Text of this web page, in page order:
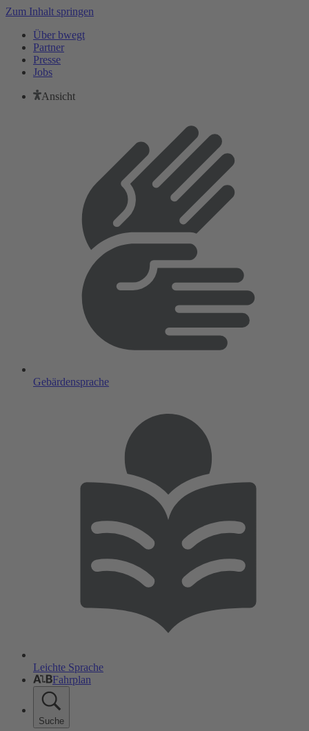
Zum Inhalt springen
Über bwegt
Partner
Presse
Jobs
Ansicht
Gebärdensprache
Leichte Sprache
Fahrplan
Suche